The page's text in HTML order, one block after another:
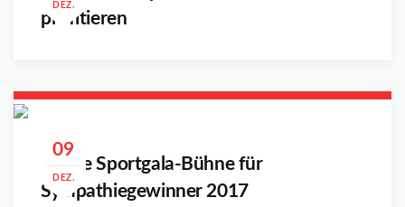
DEZ.
profitieren
09
DEZ.
Große Sportgala-Bühne für
Sympathiegewinner 2017